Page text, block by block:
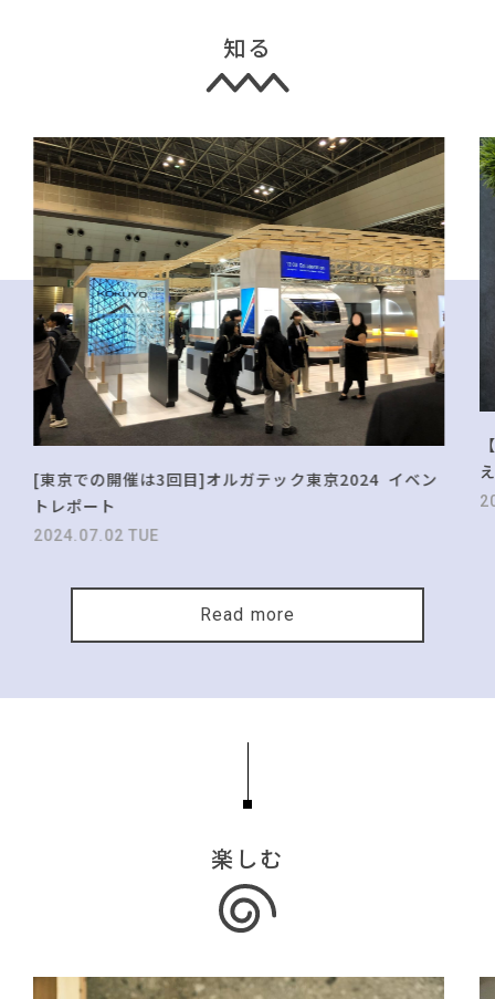
知る
[東京での開催は3回目]オルガテック東京2024 イベン
トレポート
2024.07.02 TUE
Read more
楽しむ